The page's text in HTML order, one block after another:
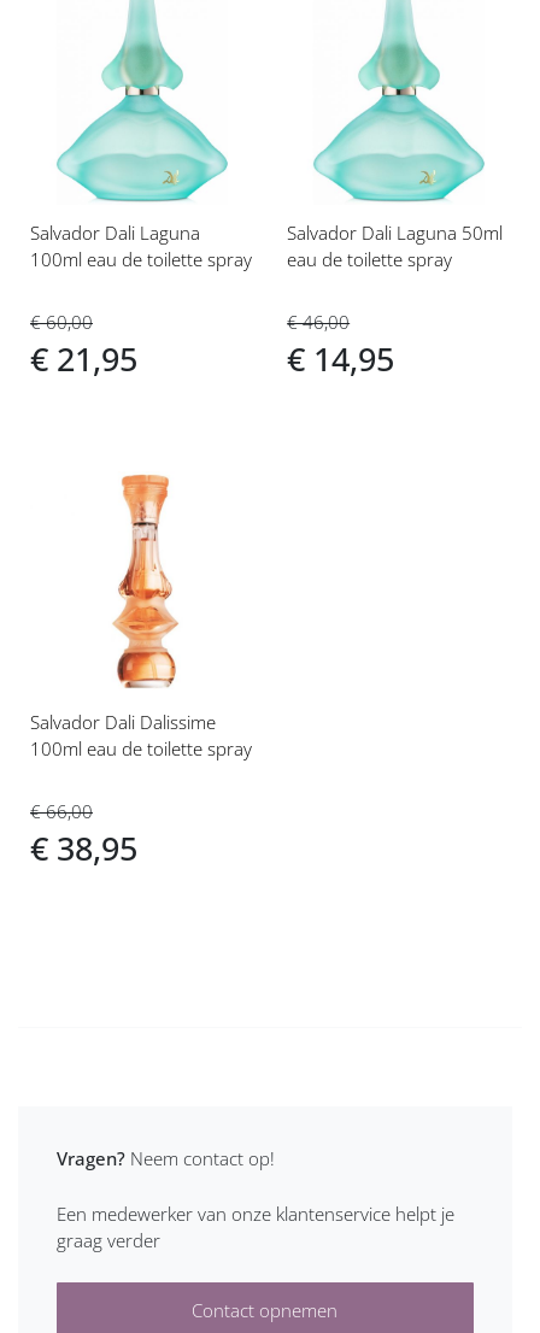
verlanglijst
Salvador Dali Laguna
100ml eau de toilette spray
€ 60,00
€ 21,95
verlanglijst
Salvador Dali Laguna 50ml
eau de toilette spray
€ 46,00
€ 14,95
verlanglijst
Salvador Dali Dalissime
100ml eau de toilette spray
€ 66,00
€ 38,95
Vragen? Neem contact op!
Een medewerker van onze klantenservice helpt je
graag verder
Contact opnemen